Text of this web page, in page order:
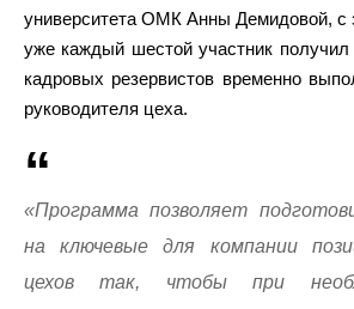
университета ОМК Анны Демидовой, с
уже каждый шестой участник
кадровых резервистов временно
руководителя цеха.
«Программа позволяет
на ключевые для компании
цехов так, чтобы при